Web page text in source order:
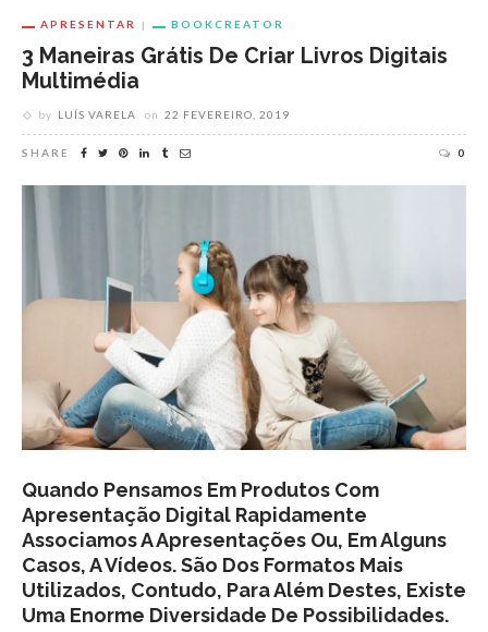
APRESENTAR BOOKCREATOR
3 Maneiras Grátis De Criar Livros Digitais
Multimédia
by LUÍS VARELA on 22 FEVEREIRO, 2019
SHARE 0
Quando Pensamos Em Produtos Com
Apresentação Digital Rapidamente
Associamos A Apresentações Ou, Em Alguns
Casos, A Vídeos. São Dos Formatos Mais
Utilizados, Contudo, Para Além Destes, Existe
Uma Enorme Diversidade De Possibilidades.